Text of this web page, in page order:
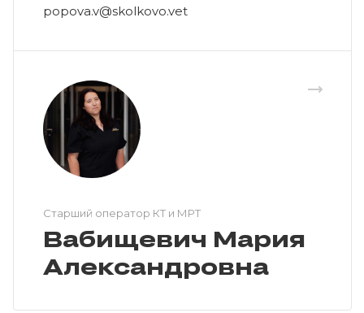
popova.v@skolkovo.vet
Cтарший оператор КТ и МРТ
Вабищевич Мария
Александровна